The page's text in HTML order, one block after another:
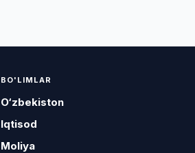
BO'LIMLAR
O‘zbekiston
Iqtisod
Moliya